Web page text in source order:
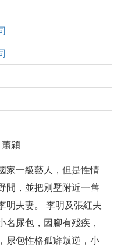
蕭穎
家一級藝人，但是性情
間，並把別墅附近一舊
明夫妻。 李明及張紅夫
名尿包，因腳有殘疾，
尿包性格孤癖叛逆，小